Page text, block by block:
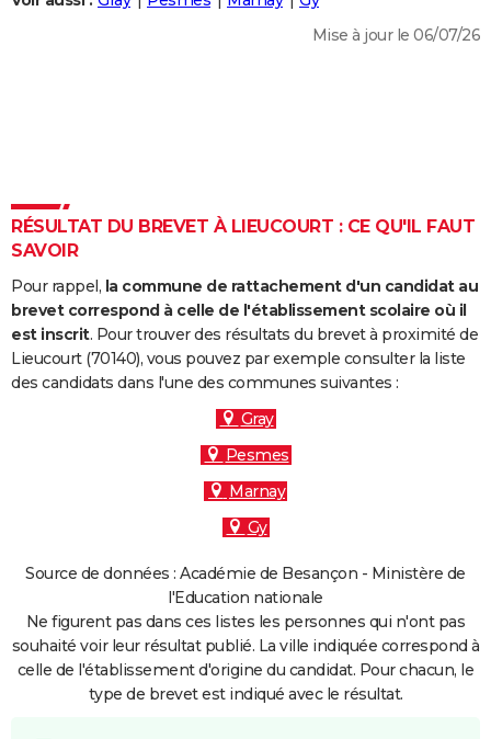
DICTIONNAIRE
Dictionnaire
Biographies
Citations
Expressions
Proverbes
PROGRAMME TV
COPAINS D'AVANT
S'inscrire
Se connecter
Lycées
Collèges
Primaires
Universités
Entreprises
Service militaire
Avis de recherche
AVIS DE DÉCÈS
FORUM
Mise à jour le 06/07/26
RÉSULTAT DU BREVET À LIEUCOURT : CE QU'IL FAUT
SAVOIR
Pour rappel, la commune de rattachement d'un candidat au
brevet correspond à celle de l'établissement scolaire où il
est inscrit. Pour trouver des résultats du brevet à proximité de
Lieucourt (70140), vous pouvez par exemple consulter la liste
des candidats dans l'une des communes suivantes :
Gray
Pesmes
Marnay
Gy
Source de données : Académie de Besançon - Ministère de
l'Education nationale
Ne figurent pas dans ces listes les personnes qui n'ont pas
souhaité voir leur résultat publié. La ville indiquée correspond à
celle de l'établissement d'origine du candidat. Pour chacun, le
type de brevet est indiqué avec le résultat.